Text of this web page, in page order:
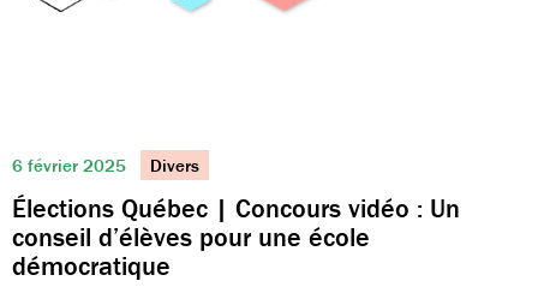
6 février 2025 Divers
Élections Québec | Concours vidéo : Un
conseil d’élèves pour une école
démocratique